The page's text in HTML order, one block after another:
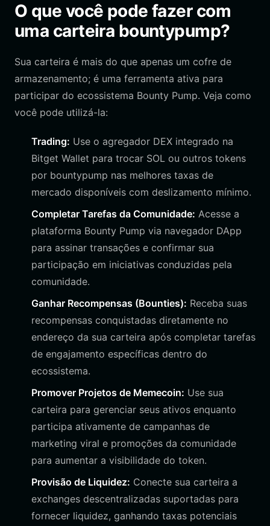
O que você pode fazer com
uma carteira bountypump?
Sua carteira é mais do que apenas um cofre de
armazenamento; é uma ferramenta ativa para
participar do ecossistema Bounty Pump. Veja como
você pode utilizá-la:
Trading: Use o agregador DEX integrado na
Bitget Wallet para trocar SOL ou outros tokens
por bountypump nas melhores taxas de
mercado disponíveis com deslizamento mínimo.
Completar Tarefas da Comunidade: Acesse a
plataforma Bounty Pump via navegador DApp
para assinar transações e confirmar sua
participação em iniciativas conduzidas pela
comunidade.
Ganhar Recompensas (Bounties): Receba suas
recompensas conquistadas diretamente no
endereço da sua carteira após completar tarefas
de engajamento específicas dentro do
ecossistema.
Promover Projetos de Memecoin: Use sua
carteira para gerenciar seus ativos enquanto
participa ativamente de campanhas de
marketing viral e promoções da comunidade
para aumentar a visibilidade do token.
Provisão de Liquidez: Conecte sua carteira a
exchanges descentralizadas suportadas para
fornecer liquidez, ganhando taxas potenciais